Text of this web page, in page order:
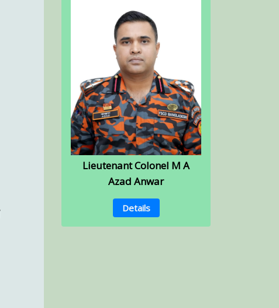
Lieutenant Colonel M A
Azad Anwar
Details